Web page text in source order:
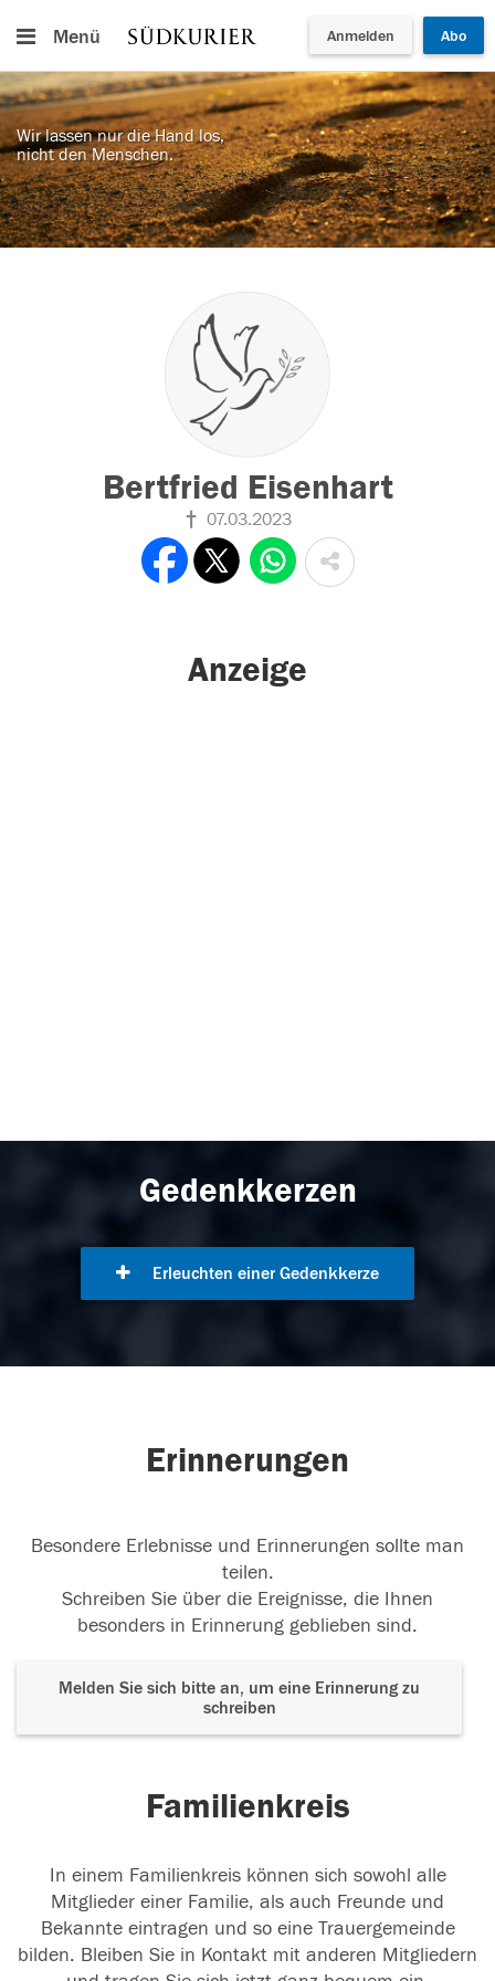
Menü Anmelden Abo
Wir lassen nur die Hand los,
nicht den Menschen.
Bertfried Eisenhart
07.03.2023
Anzeige
Gedenkkerzen
Erleuchten einer Gedenkkerze
Erinnerungen
Besondere Erlebnisse und Erinnerungen sollte man
teilen.
Schreiben Sie über die Ereignisse, die Ihnen
besonders in Erinnerung geblieben sind.
Melden Sie sich bitte an, um eine Erinnerung zu
schreiben
Familienkreis
In einem Familienkreis können sich sowohl alle
Mitglieder einer Familie, als auch Freunde und
Bekannte eintragen und so eine Trauergemeinde
bilden. Bleiben Sie in Kontakt mit anderen Mitgliedern